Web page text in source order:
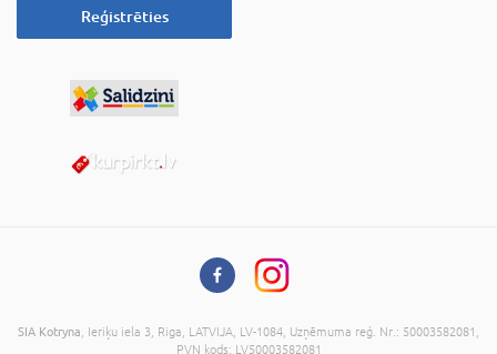
Reģistrēties
SIA Kotryna , Ieriķu iela 3, Riga, LATVIJA, LV-1084, Uzņēmuma reģ. Nr.: 50003582081,
PVN kods: LV50003582081